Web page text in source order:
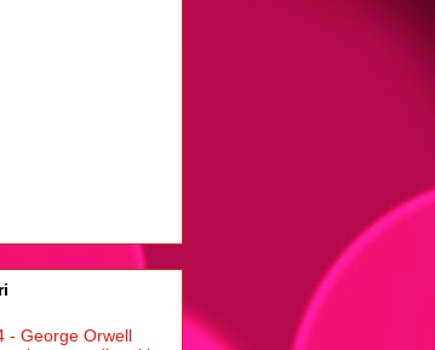
- George Orwell